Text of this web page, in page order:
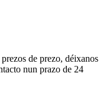
de prezo, déixanos
nun prazo de 24